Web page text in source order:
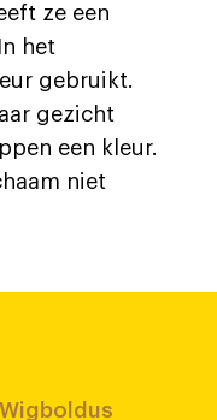
ze een
het
gebruikt.
gezicht
een kleur.
niet